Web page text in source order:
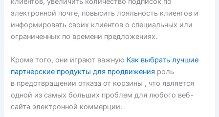
электронной почте, повысить лояльность клиентов и
информировать своих клиентов о специальных или
ограниченных по времени предложениях.
Кроме того, они играют важную Как выбрать лучшие
партнерские продукты для продвижения роль
в предотвращении отказа от корзины , что является
одной из самых больших проблем для любого веб-
сайта электронной коммерции.